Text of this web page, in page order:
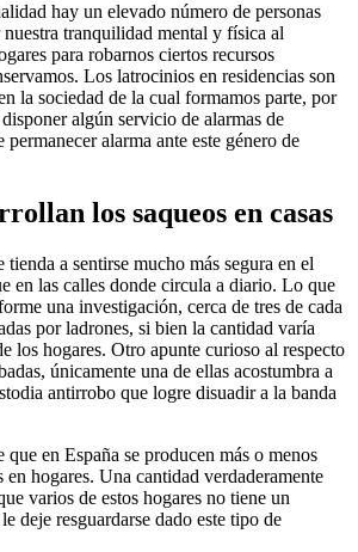
hay un elevado número de personas
tranquilidad mental y física al
para robarnos ciertos recursos
Los latrocinios en residencias son
la sociedad de la cual formamos parte, por
algún servicio de alarmas de
permanecer alarma ante este género de
los saqueos en casas
a sentirse mucho más segura en el
en las calles donde circula a diario. Lo que
una investigación, cerca de tres de cada
por ladrones, si bien la cantidad varía
los hogares. Otro apunte curioso al respecto
únicamente una de ellas acostumbra a
antirrobo que logre disuadir a la banda
que en España se producen más o menos
en hogares. Una cantidad verdaderamente
varios de estos hogares no tiene un
deje resguardarse dado este tipo de